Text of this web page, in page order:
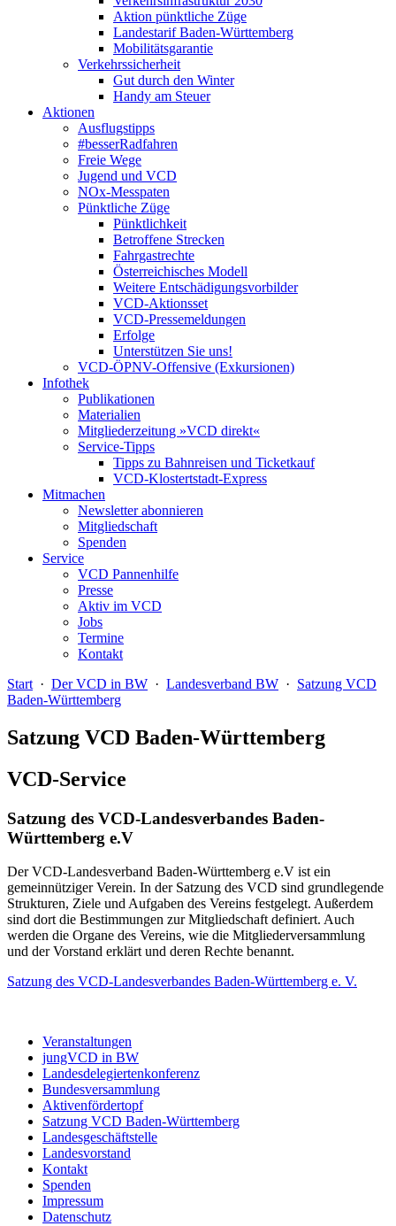
Aktion pünktliche Züge
Landestarif Baden-Württemberg
Mobilitätsgarantie
Verkehrssicherheit
Gut durch den Winter
Handy am Steuer
Aktionen
Ausflugstipps
#besserRadfahren
Freie Wege
Jugend und VCD
NOx-Messpaten
Pünktliche Züge
Pünktlichkeit
Betroffene Strecken
Fahrgastrechte
Österreichisches Modell
Weitere Entschädigungsvorbilder
VCD-Aktionsset
VCD-Pressemeldungen
Erfolge
Unterstützen Sie uns!
VCD-ÖPNV-Offensive (Exkursionen)
Infothek
Publikationen
Materialien
Mitgliederzeitung »VCD direkt«
Service-Tipps
Tipps zu Bahnreisen und Ticketkauf
VCD-Klostertstadt-Express
Mitmachen
Newsletter abonnieren
Mitgliedschaft
Spenden
Service
VCD Pannenhilfe
Presse
Aktiv im VCD
Jobs
Termine
Kontakt
Start · Der VCD in BW · Landesverband BW · Satzung VCD
Baden-Württemberg
Satzung VCD Baden-Württemberg
VCD-Service
Satzung des VCD-Landesverbandes Baden-
Württemberg e.V
Der VCD-Landesverband Baden-Württemberg e.V ist ein
gemeinnütziger Verein. In der Satzung des VCD sind grundlegende
Strukturen, Ziele und Aufgaben des Vereins festgelegt. Außerdem
sind dort die Bestimmungen zur Mitgliedschaft definiert. Auch
werden die Organe des Vereins, wie die Mitgliederversammlung
und der Vorstand erklärt und deren Rechte benannt.
Satzung des VCD-Landesverbandes Baden-Württemberg e. V.
Veranstaltungen
jungVCD in BW
Landesdelegiertenkonferenz
Bundesversammlung
Aktivenfördertopf
Satzung VCD Baden-Württemberg
Landesgeschäftstelle
Landesvorstand
Kontakt
Spenden
Impressum
Datenschutz